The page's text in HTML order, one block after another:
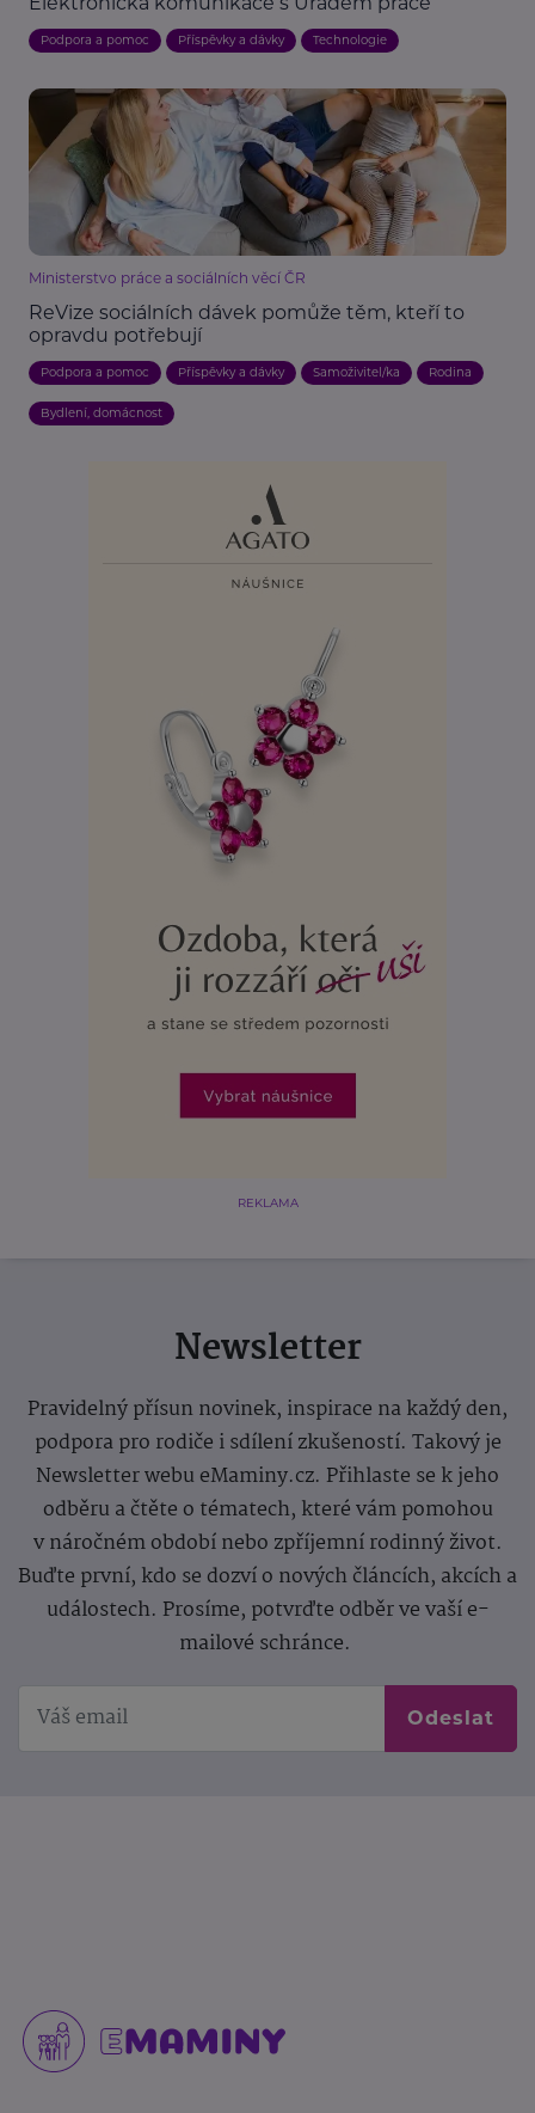
Podpora a pomoc Příspěvky a dávky Technologie
Ministerstvo práce a sociálních věcí ČR
ReVize sociálních dávek pomůže těm, kteří to
opravdu potřebují
Podpora a pomoc Příspěvky a dávky Samoživitel/ka Rodina
Bydlení, domácnost
REKLAMA
Newsletter
Pravidelný přísun novinek, inspirace na každý den,
podpora pro rodiče i sdílení zkušeností. Takový je
Newsletter webu eMaminy.cz. Přihlaste se k jeho
odběru a čtěte o tématech, které vám pomohou
v náročném období nebo zpříjemní rodinný život.
Buďte první, kdo se dozví o nových článcích, akcích a
událostech. Prosíme, potvrďte odběr ve vaší e-
mailové schránce.
Odeslat